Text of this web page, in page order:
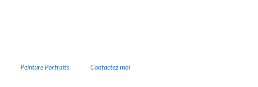
Peinture Portraits Contactez moi